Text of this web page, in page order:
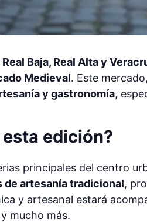
Real Baja, Real Alta y
Medieval. Este
y gastronomía,
edición?
principales del centro
de artesanía tradicional,
y artesanal estará
mucho más.